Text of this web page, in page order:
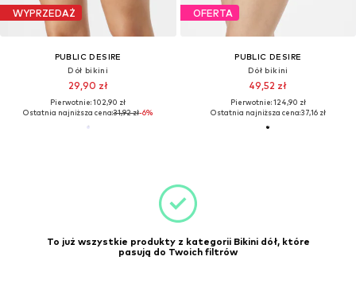
WYPRZEDAŻ
PUBLIC DESIRE
Dół bikini
29,90 zł
Pierwotnie: 102,90 zł
Ostatnia najniższa cena:31,92 zł-6%
OFERTA
PUBLIC DESIRE
Dół bikini
49,52 zł
Pierwotnie: 124,90 zł
Ostatnia najniższa cena:37,16 zł
To już wszystkie produkty z kategorii Bikini dół, które
pasują do Twoich filtrów